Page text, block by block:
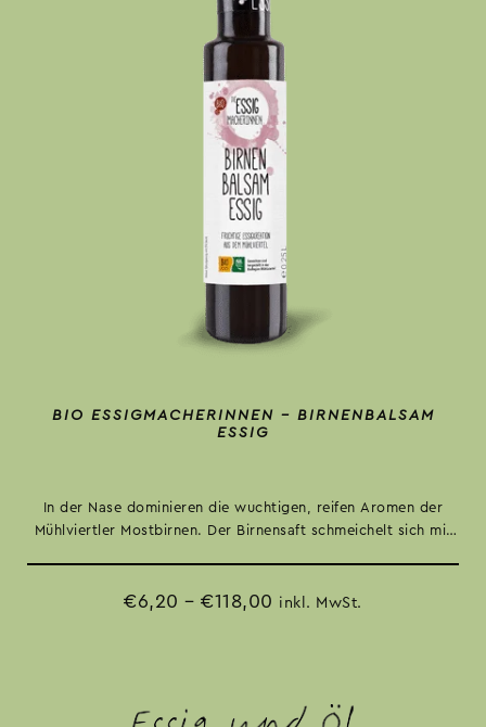
BIO ESSIGMACHERINNEN – BIRNENBALSAM
ESSIG
In der Nase dominieren die wuchtigen, reifen Aromen der
Mühlviertler Mostbirnen. Der Birnensaft schmeichelt sich mit
€6,20 –€118,00 inkl. MwSt.